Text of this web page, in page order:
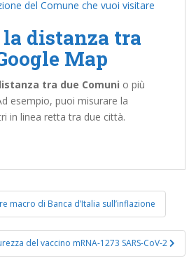
del Comune che vuoi visitare
distanza tra
Map
tra due Comuni o più
esempio, puoi misurare la
in linea retta tra due città.
macro di Banca d’Italia sull’inflazione
del vaccino mRNA-1273 SARS-CoV-2